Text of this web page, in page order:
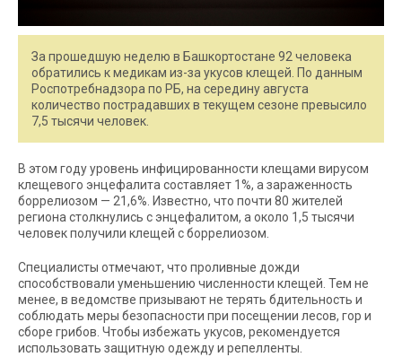
За прошедшую неделю в Башкортостане 92 человека
обратились к медикам из-за укусов клещей. По данным
Роспотребнадзора по РБ, на середину августа
количество пострадавших в текущем сезоне превысило
7,5 тысячи человек.
В этом году уровень инфицированности клещами вирусом
клещевого энцефалита составляет 1%, а зараженность
боррелиозом — 21,6%. Известно, что почти 80 жителей
региона столкнулись с энцефалитом, а около 1,5 тысячи
человек получили клещей с боррелиозом.
Специалисты отмечают, что проливные дожди
способствовали уменьшению численности клещей. Тем не
менее, в ведомстве призывают не терять бдительность и
соблюдать меры безопасности при посещении лесов, гор и
сборе грибов. Чтобы избежать укусов, рекомендуется
использовать защитную одежду и репелленты.